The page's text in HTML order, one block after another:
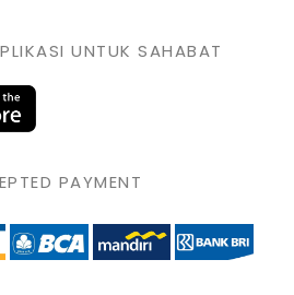
UNTUK SAHABAT
PAYMENT